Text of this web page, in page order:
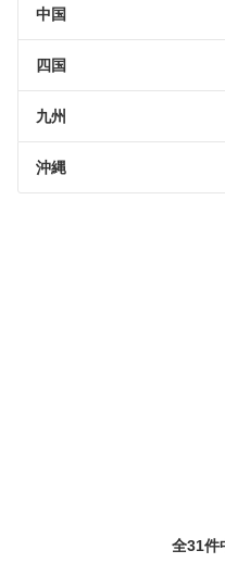
中国
四国
九州
沖縄
全31件